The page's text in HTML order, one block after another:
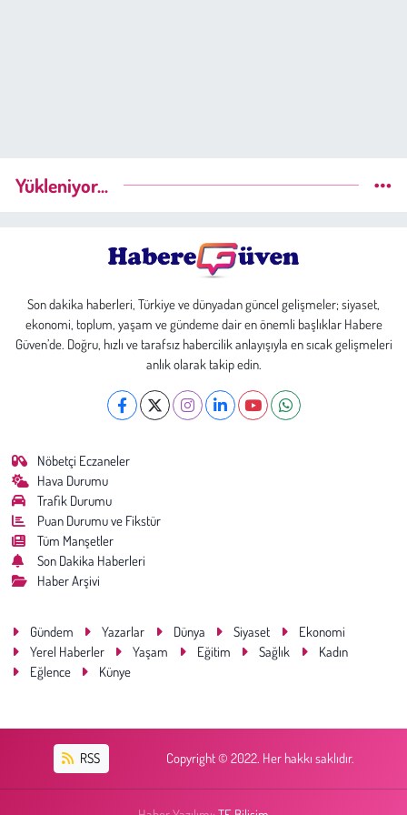
Yükleniyor...
Son dakika haberleri, Türkiye ve dünyadan güncel gelişmeler; siyaset,
ekonomi, toplum, yaşam ve gündeme dair en önemli başlıklar Habere
Güven’de. Doğru, hızlı ve tarafsız habercilik anlayışıyla en sıcak gelişmeleri
anlık olarak takip edin.
Nöbetçi Eczaneler
Hava Durumu
Trafik Durumu
Puan Durumu ve Fikstür
Tüm Manşetler
Son Dakika Haberleri
Haber Arşivi
Gündem Yazarlar Dünya Siyaset
Ekonomi
Yerel Haberler
Yaşam Eğitim Sağlık
Kadın
Eğlence
Künye
RSS Copyright © 2022. Her hakkı saklıdır.